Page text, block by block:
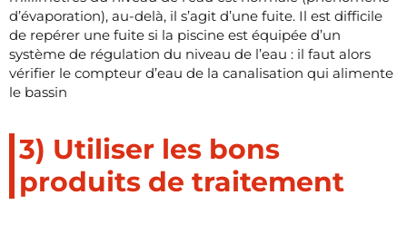
d’évaporation), au-delà, il s’agit d’une fuite. Il est difficile
de repérer une fuite si la piscine est équipée d’un
système de régulation du niveau de l’eau : il faut alors
vérifier le compteur d’eau de la canalisation qui alimente
le bassin
3) Utiliser les bons
produits de traitement